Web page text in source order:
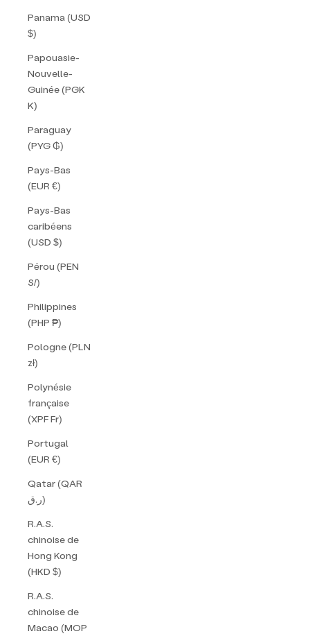
Panama (USD
$)
Papouasie-
Nouvelle-
Guinée (PGK
K)
Paraguay
(PYG ₲)
Pays-Bas
(EUR €)
Pays-Bas
caribéens
(USD $)
Pérou (PEN
S/)
Philippines
(PHP ₱)
Pologne (PLN
zł)
Polynésie
française
(XPF Fr)
Portugal
(EUR €)
Qatar (QAR
ر.ق)
R.A.S.
chinoise de
Hong Kong
(HKD $)
R.A.S.
chinoise de
Macao (MOP